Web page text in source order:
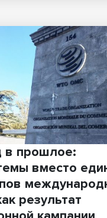
Россия активно
устаревших и
регулирующих
тормозят